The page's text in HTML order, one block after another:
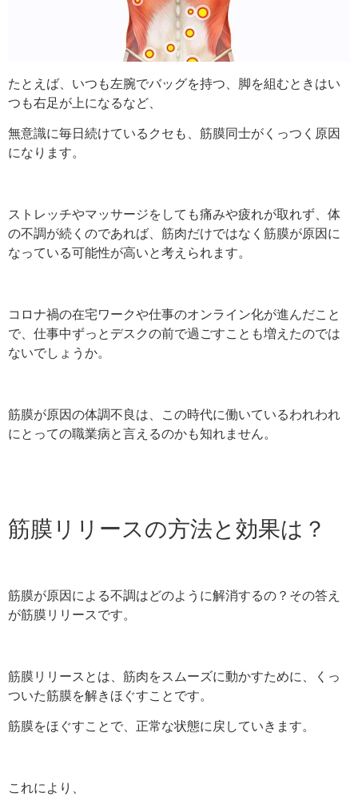
たとえば、いつも左腕でバッグを持つ、脚を組むときはい
つも右足が上になるなど、
無意識に毎日続けているクセも、筋膜同士がくっつく 原因
になります。
ストレッチやマッサージをしても痛みや疲れが取れず、体
の不調が続くのであれば、 筋肉だけではなく筋膜が原因に
なっている可能性が高いと考えられます。
コロナ禍の在宅ワークや仕事のオンライン化が進んだこと
で、仕事中ずっとデスクの前で過ごすことも増えたのでは
ないでしょうか。
筋膜が原因の体調不良は、この時代に働いているわれわれ
にとっての職業病と言えるのかも知れません。
筋膜リリースの方法と効果は？
筋膜が原因による不調はどのように解消するの？ その答え
が筋膜リリースです。
筋膜リリースとは、筋肉をスムーズに動かすために、くっ
ついた筋膜を解きほぐすことです。
筋膜をほぐすことで、正常な状態に戻していきます。
これにより、